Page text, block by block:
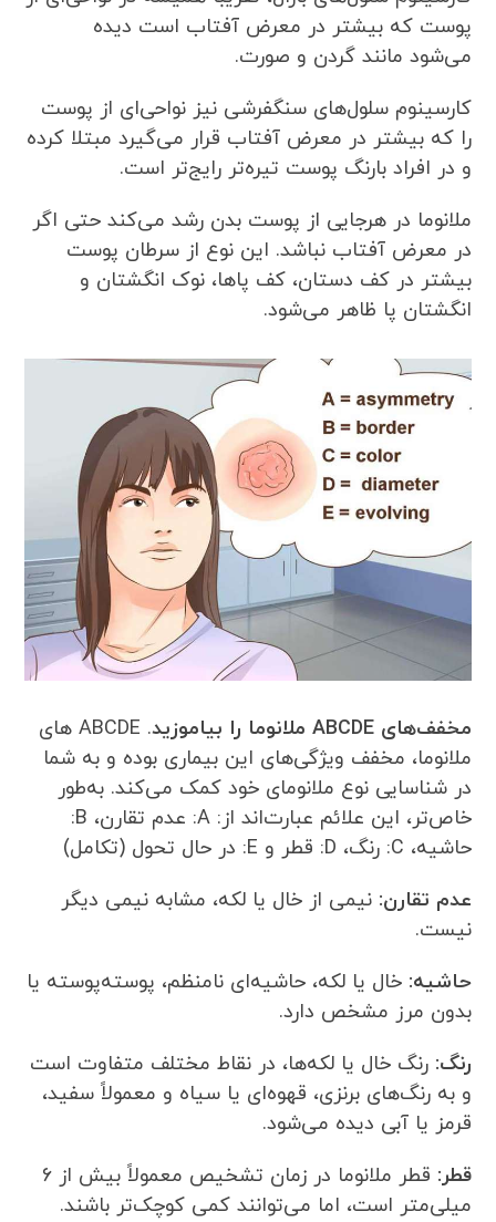
پوست که بیشتر در معرض آفتاب است دیده
می‌شود مانند گردن و صورت.
کارسینوم سلول‌های سنگفرشی نیز نواحی‌ای از پوست
را که بیشتر در معرض آفتاب قرار می‌گیرد مبتلا کرده
و در افراد بارنگ پوست تیره‌تر رایج‌تر است.
ملانوما در هرجایی از پوست بدن رشد می‌کند حتی اگر
در معرض آفتاب نباشد. این نوع از سرطان پوست
بیشتر در کف دستان، کف پاها، نوک انگشتان و
انگشتان پا ظاهر می‌شود.
مخفف‌هایABCDE ملانوما را بیاموزید
. ABCDE های
ملانوما، مخفف ویژگی‌های این بیماری بوده و به شما
در شناسایی نوع ملانومای خود کمک می‌کند. به‌طور
خاص‌تر، این علائم عبارت‌اند از: A: عدم تقارن، B:
حاشیه، C: رنگ، D: قطر و E: در حال تحول (تکامل)
عدم تقارن: نیمی از خال یا لکه، مشابه نیمی دیگر
نیست.
حاشیه: خال یا لکه، حاشیه‌ای نامنظم، پوسته‌پوسته یا
بدون مرز مشخص دارد.
رنگ: رنگ خال یا لکه‌ها، در نقاط مختلف متفاوت است
و به رنگ‌های برنزی، قهوه‌ای یا سیاه و معمولاً سفید،
قرمز یا آبی دیده می‌شود.
قطر:
قطر ملانوما در زمان تشخیص معمولاً بیش از 6
میلی‌متر است، اما می‌توانند کمی کوچک‌تر باشند.